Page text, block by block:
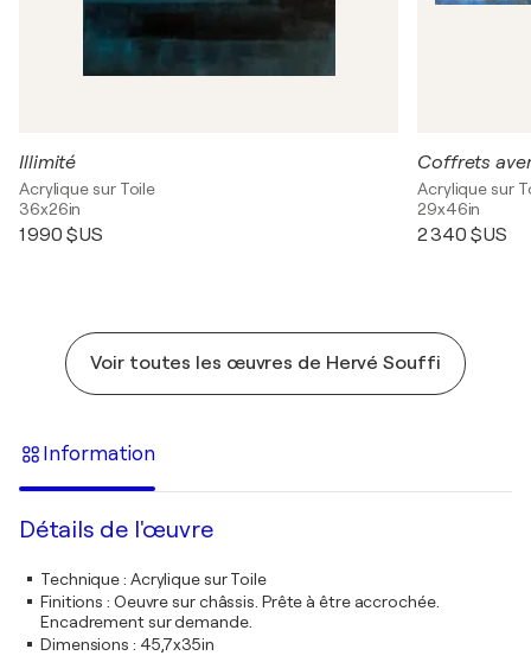
Illimité
Acrylique sur Toile
36x26in
1 990 $US
Coffrets
Acrylique sur
29x46in
2 340 $US
Voir toutes les œuvres de Hervé Souffi
Information
Détails de l'œuvre
Technique: Acrylique sur Toile
Finitions : Oeuvre sur châssis. Prête à être accrochée.
Encadrement sur demande.
Dimensions : 45,7x35in